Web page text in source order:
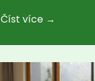
Nabídneme také
Číst více →